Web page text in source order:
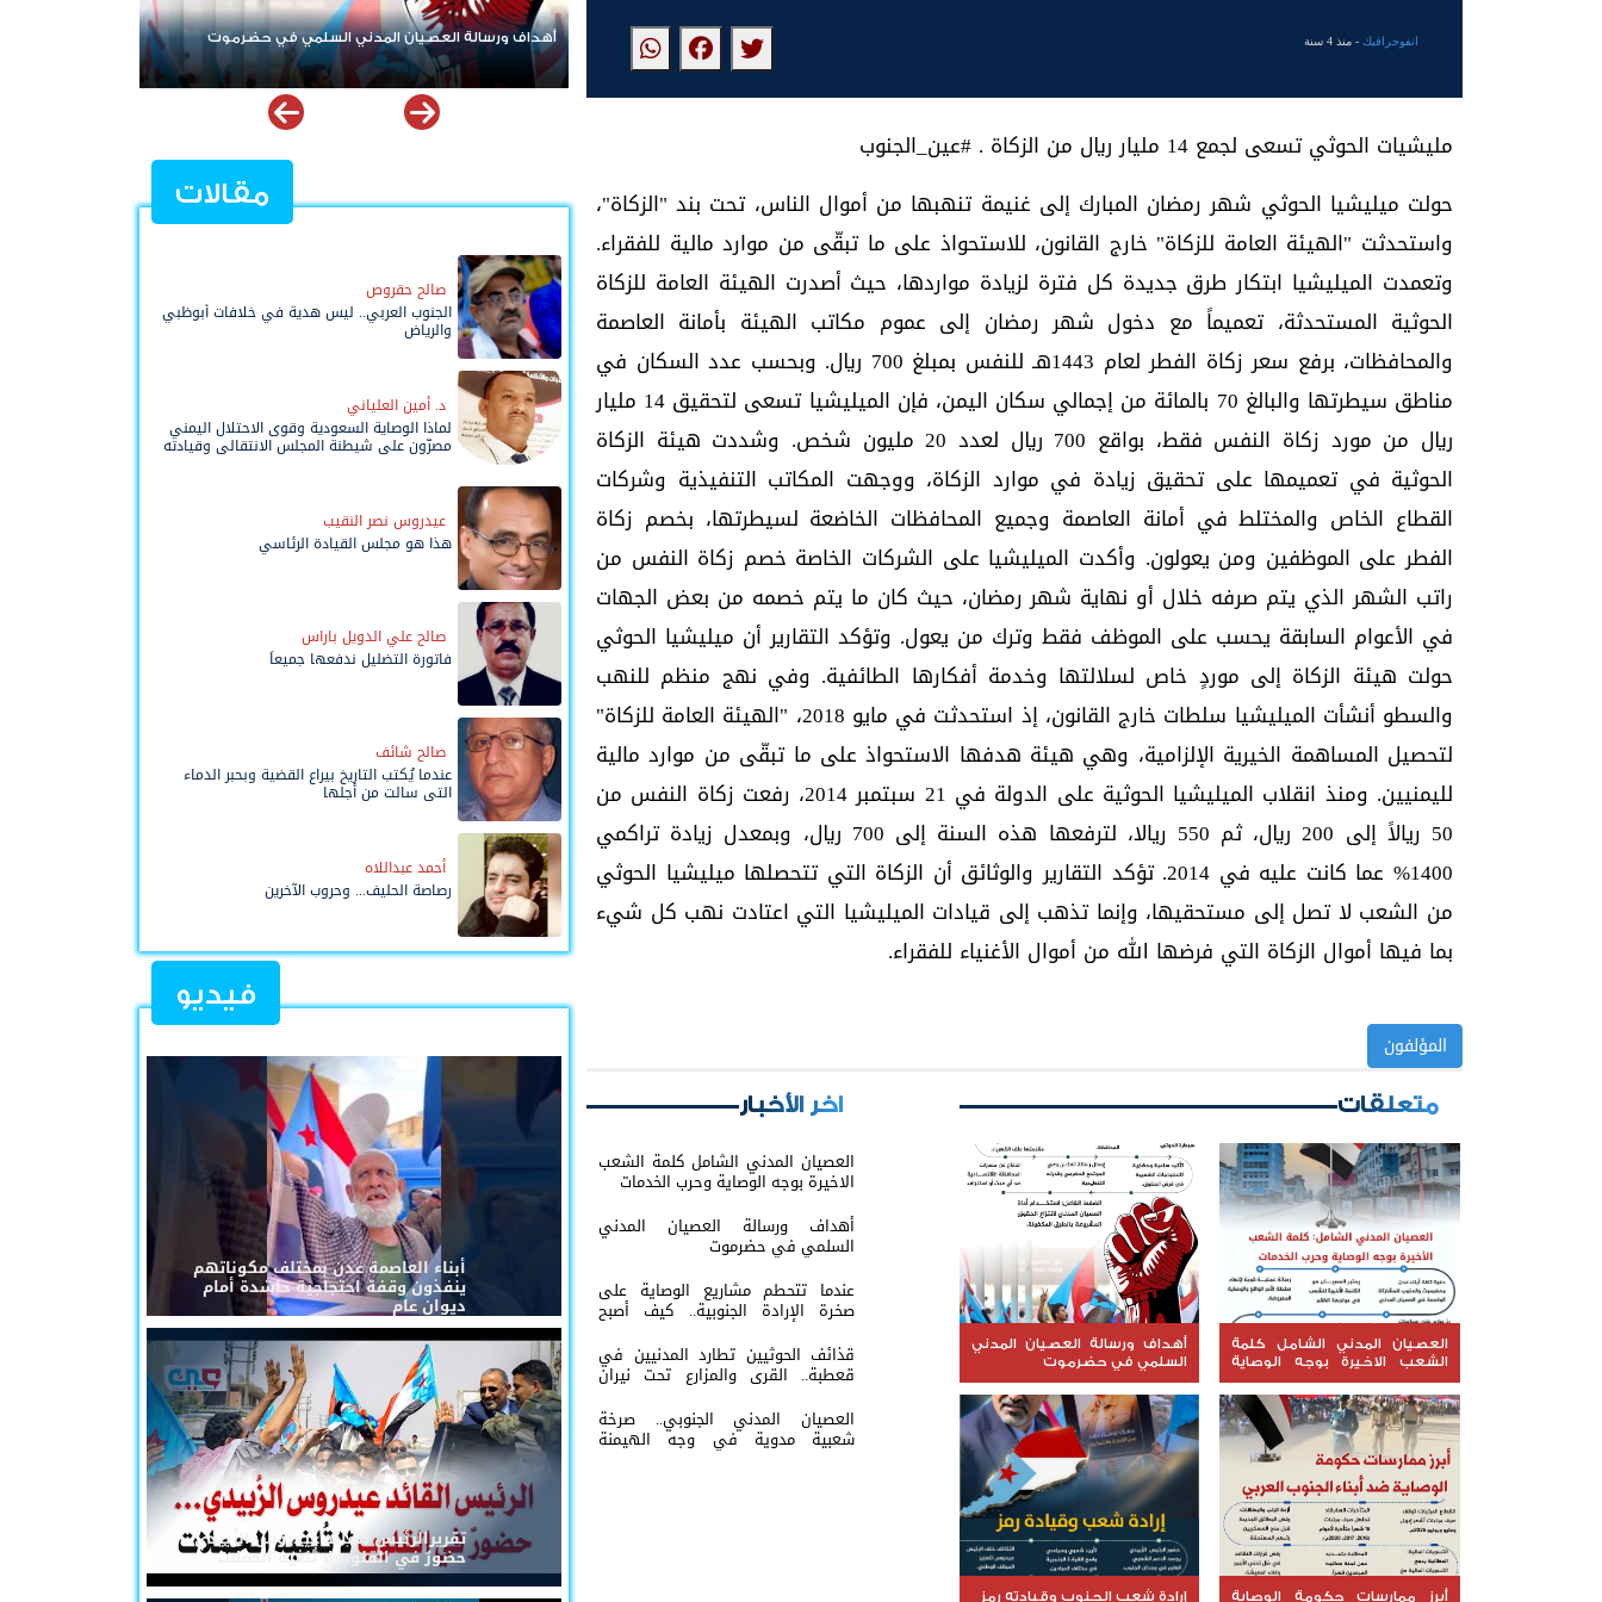
انفوجرافيك- منذ 4 سنة
مليشيات الحوثي تسعى لجمع 14 مليار ريال من الزكاة . #عين_الجنوب
حولت ميليشيا الحوثي شهر رمضان المبارك إلى غنيمة تنهبها من أموال الناس، تحت بند "الزكاة"،
واستحدثت "الهيئة العامة للزكاة" خارج القانون، للاستحواذ على ما تبقّى من موارد مالية للفقراء.
وتعمدت الميليشيا ابتكار طرق جديدة كل فترة لزيادة مواردها، حيث أصدرت الهيئة العامة للزكاة
الحوثية المستحدثة، تعميماً مع دخول شهر رمضان إلى عموم مكاتب الهيئة بأمانة العاصمة
والمحافظات، برفع سعر زكاة الفطر لعام 1443هـ للنفس بمبلغ 700 ريال. وبحسب عدد السكان في
مناطق سيطرتها والبالغ 70 بالمائة من إجمالي سكان اليمن، فإن الميليشيا تسعى لتحقيق 14 مليار
ريال من مورد زكاة النفس فقط، بواقع 700 ريال لعدد 20 مليون شخص. وشددت هيئة الزكاة
الحوثية في تعميمها على تحقيق زيادة في موارد الزكاة، ووجهت المكاتب التنفيذية وشركات
القطاع الخاص والمختلط في أمانة العاصمة وجميع المحافظات الخاضعة لسيطرتها، بخصم زكاة
الفطر على الموظفين ومن يعولون. وأكدت الميليشيا على الشركات الخاصة خصم زكاة النفس من
راتب الشهر الذي يتم صرفه خلال أو نهاية شهر رمضان، حيث كان ما يتم خصمه من بعض الجهات
في الأعوام السابقة يحسب على الموظف فقط وترك من يعول. وتؤكد التقارير أن ميليشيا الحوثي
حولت هيئة الزكاة إلى موردٍ خاص لسلالتها وخدمة أفكارها الطائفية. وفي نهج منظم للنهب
والسطو أنشأت الميليشيا سلطات خارج القانون، إذ استحدثت في مايو 2018، "الهيئة العامة للزكاة"
لتحصيل المساهمة الخيرية الإلزامية، وهي هيئة هدفها الاستحواذ على ما تبقّى من موارد مالية
لليمنيين. ومنذ انقلاب الميليشيا الحوثية على الدولة في 21 سبتمبر 2014، رفعت زكاة النفس من
50 ريالاً إلى 200 ريال، ثم 550 ريالا، لترفعها هذه السنة إلى 700 ريال، وبمعدل زيادة تراكمي
1400% عما كانت عليه في 2014. تؤكد التقارير والوثائق أن الزكاة التي تتحصلها ميليشيا الحوثي
من الشعب لا تصل إلى مستحقيها، وإنما تذهب إلى قيادات الميليشيا التي اعتادت نهب كل شيء
بما فيها أموال الزكاة التي فرضها الله من أموال الأغنياء للفقراء.
المؤلفون
متعلقات
العصيان المدني الشامل كلمة
الشعب الاخيرة بوجه الوصاية
وحرب الخدمات
أهداف ورسالة العصيان المدني
السلمي في حضرموت
أبرز ممارسات حكومة الوصاية إرادة شعب الجنوب وقيادته رمز
اخر الأخبار
العصيان المدني الشامل كلمة الشعب
الاخيرة بوجه الوصاية وحرب الخدمات
أهداف ورسالة العصيان المدني
السلمي في حضرموت
عندما تتحطم مشاريع الوصاية على
صخرة الإرادة الجنوبية.. كيف أصبح
التمسك بالثوابت الوطنية خط الدفاع
الأول؟
قذائف الحوثيين تطارد المدنيين في
قعطبة.. القرى والمزارع تحت نيران
العصيان المدني الجنوبي.. صرخة
شعبية مدوية في وجه الهيمنة
والوصاية وإعلان تمسّك الجنوب بحقه
أهداف ورسالة العصيان المدني السلمي في حضرموت أبرز ممارسات حكومة الوصاية
مقالات
صالح حقروص
الجنوب العربي.. ليس هدية في خلافات أبوظبي
والرياض
د. أمين العلياني
لماذا الوصاية السعودية وقوى الاحتلال اليمني
مصرّون على شيطنة المجلس الانتقالي وقيادته
عيدروس نصر النقيب
هذا هو مجلس القيادة الرئاسي
صالح علي الدويل باراس
فاتورة التضليل ندفعها جميعاً
صالح شائف
عندما يُكتب التاريخ بيراع القضية وبحبر الدماء
التي سالت من أجلها
أحمد عبداللاه
رصاصة الحليف... وحروب الآخرين
فيديو
أبناء العاصمة عدن بمختلف مكوناتهم
ينفذون وقفة احتجاجية حاشدة أمام
ديوان عام
تقريرالرئيس القائد عيدروس الزُبيدي...
حضورٌ في القلوب لا تُلغيه الحملات